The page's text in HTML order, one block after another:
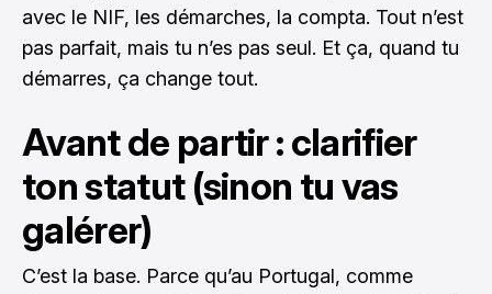
avec le NIF, les démarches, la compta. Tout n’est
pas parfait, mais tu n’es pas seul. Et ça, quand tu
démarres, ça change tout.
Avant de partir : clarifier
ton statut (sinon tu vas
galérer)
C’est la base. Parce qu’au Portugal, comme